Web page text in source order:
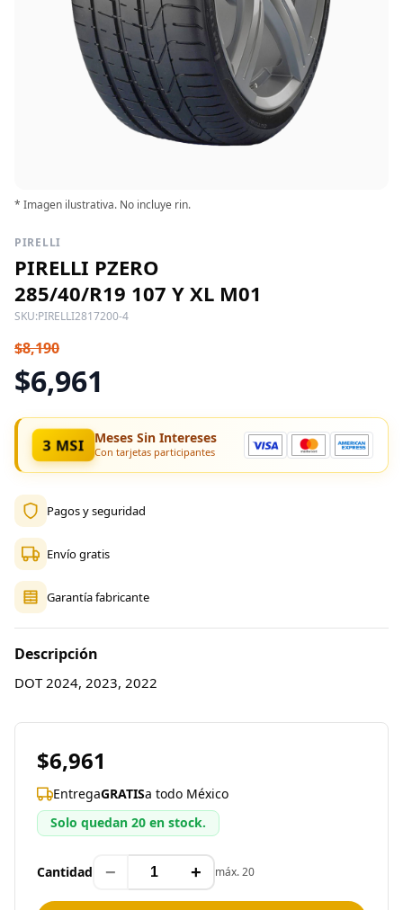
* Imagen ilustrativa. No incluye rin.
PIRELLI
PIRELLI PZERO
285/40/R19 107 Y XL M01
SKU:PIRELLI2817200-4
$8,190
$6,961
3 MSI Meses Sin Intereses
Con tarjetas participantes
Pagos y seguridad
Envío gratis
Garantía fabricante
Descripción
DOT 2024, 2023, 2022
$6,961
EntregaGRATISa todo México
Solo quedan 20 en stock.
Cantidad − + máx. 20